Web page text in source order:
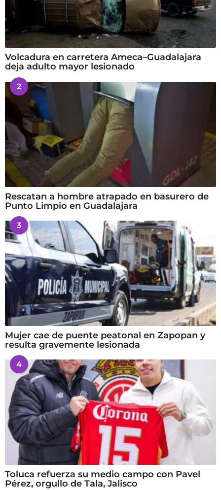
Volcadura en carretera Ameca–Guadalajara
deja adulto mayor lesionado
2
Rescatan a hombre atrapado en basurero de
Punto Limpio en Guadalajara
3
Mujer cae de puente peatonal en Zapopan y
resulta gravemente lesionada
4
Toluca refuerza su medio campo con Pavel
Pérez, orgullo de Tala, Jalisco